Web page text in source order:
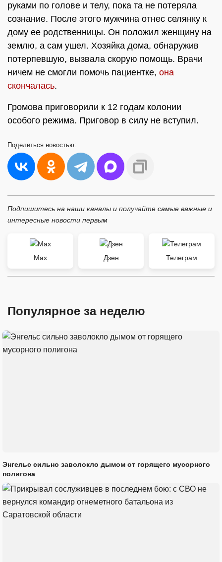
руками по голове и телу, пока та не потеряла
сознание. После этого мужчина отнес селянку к
дому ее родственницы. Он положил женщину на
землю, а сам ушел. Хозяйка дома, обнаружив
потерпевшую, вызвала скорую помощь. Врачи
ничем не смогли помочь пациентке, она
скончалась.
Громова приговорили к 12 годам колонии
особого режима. Приговор в силу не вступил.
Поделиться новостью:
Подпишитесь на наши каналы и получайте самые важные и
интересные новости первым
Max Дзен Телеграм
Популярное за неделю
Энгельс сильно заволокло дымом от горящего мусорного
полигона